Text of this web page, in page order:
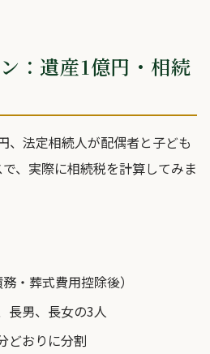
：遺産1億円・相続
、法定相続人が配偶者と子ども
、実際に相続税を計算してみま
・葬式費用控除後）
長男、長女の3人
どおりに分割